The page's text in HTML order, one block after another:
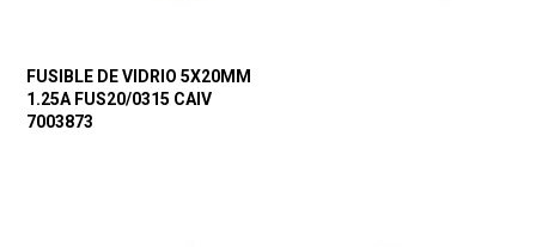
FUSIBLE DE VIDRIO 5X20MM
1.25A FUS20/0315 CAIV
7003873